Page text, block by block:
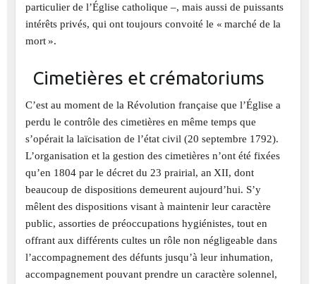
particulier de l’Église catholique –, mais aussi de puissants
intérêts privés, qui ont toujours convoité le « marché de la
mort ».
Cimetières et crématoriums
C’est au moment de la Révolution française que l’Église a
perdu le contrôle des cimetières en même temps que
s’opérait la laïcisation de l’état civil (20 septembre 1792).
L’organisation et la gestion des cimetières n’ont été fixées
qu’en 1804 par le décret du 23 prairial, an XII, dont
beaucoup de dispositions demeurent aujourd’hui. S’y
mêlent des dispositions visant à maintenir leur caractère
public, assorties de préoccupations hygiénistes, tout en
offrant aux différents cultes un rôle non négligeable dans
l’accompagnement des défunts jusqu’à leur inhumation,
accompagnement pouvant prendre un caractère solennel,